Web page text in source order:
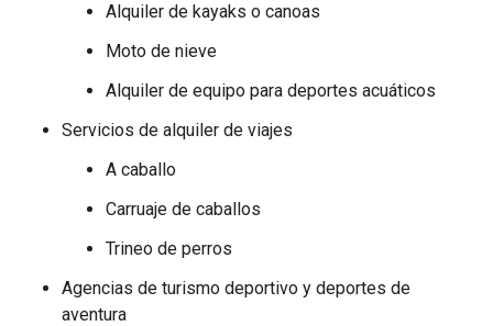
Alquiler de kayaks o canoas
Moto de nieve
Alquiler de equipo para deportes acuáticos
Servicios de alquiler de viajes
A caballo
Carruaje de caballos
Trineo de perros
Agencias de turismo deportivo y deportes de
aventura